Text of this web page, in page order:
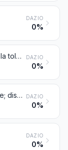
DAZIO
0%
Assortimenti da viaggio per la toletta personale, per il cucito o la pulizia delle calzature o degli indumenti DAZIO
0%
Bottoni e bottoni a pressione; dischetti per bottoni ed altre parti di bottoni o di bottoni a pressione; sbozzi di bottoni DAZIO
0%
DAZIO
0%